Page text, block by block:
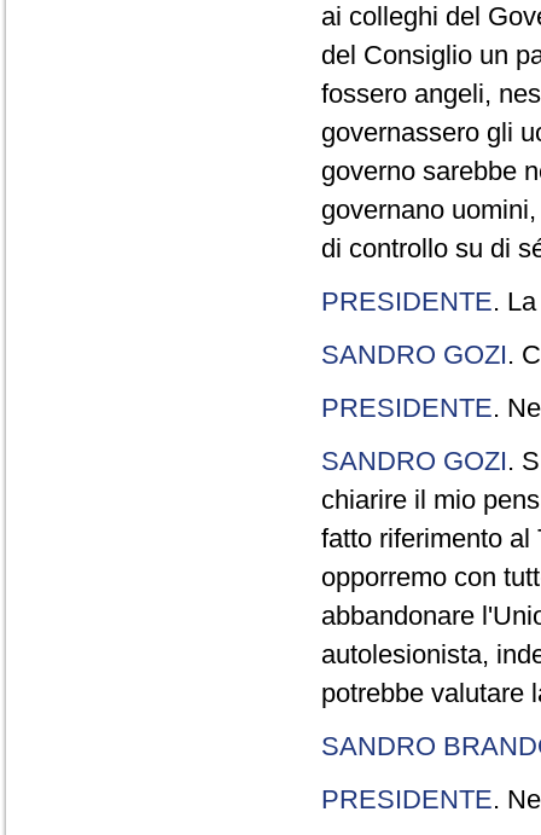
ai colleghi del
del Consiglio un
fossero angeli,
governassero gli
governo sarebbe
governano
di controllo su di
PRESIDENTE.
SANDRO GOZI.
PRESIDENTE.
SANDRO GOZI.
chiarire il mio
fatto riferimento al
opporremo con
abbandonare
autolesionista,
potrebbe valutare
SANDRO
PRESIDENTE.